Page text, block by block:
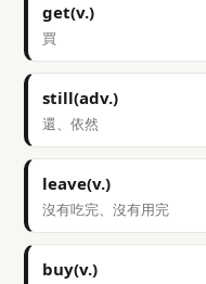
get(v.)
買
still(adv.)
還、依然
leave(v.)
沒有吃完、沒有用完
buy(v.)